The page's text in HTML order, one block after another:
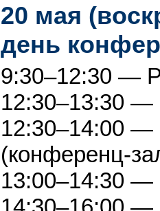
20 мая
день
9:30–12:30 —
12:30–13:30 —
12:30–14:00 —
(конференц-
13:00–14:30